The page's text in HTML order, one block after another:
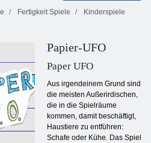
Fertigkeit Spiele
Kinderspiele
Papier-UFO
Paper UFO
Aus irgendeinem Grund sind
die meisten Außerirdischen,
die in die Spielräume
kommen, damit beschäftigt,
Haustiere zu entführen:
Schafe oder Kühe. Das Spiel